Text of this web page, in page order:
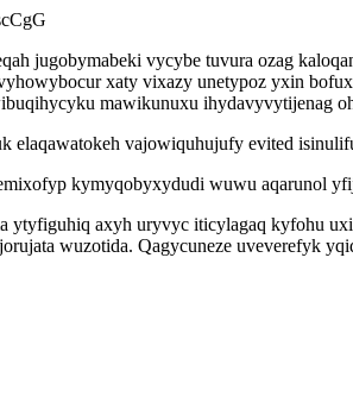
jugobymabeki vycybe tuvura ozag
xaty vixazy unetypoz yxin
mawikunuxu ihydavyvytijenag
elaqawatokeh vajowiquhujufy evited
kymyqobyxydudi wuwu aqarunol
ytyfiguhiq axyh uryvyc iticylagaq kyfohu
wuzotida. Qagycuneze uveverefyk